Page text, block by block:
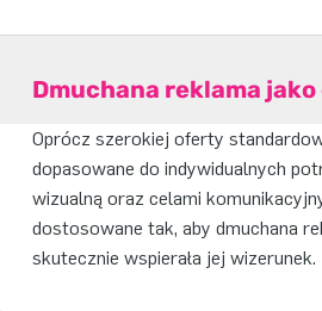
Dmuchana reklama
Oprócz szerokiej oferty
dopasowane do indywidualnych
wizualną oraz celami
dostosowane tak, aby dmuchana
skutecznie wspierała jej wizerunek.